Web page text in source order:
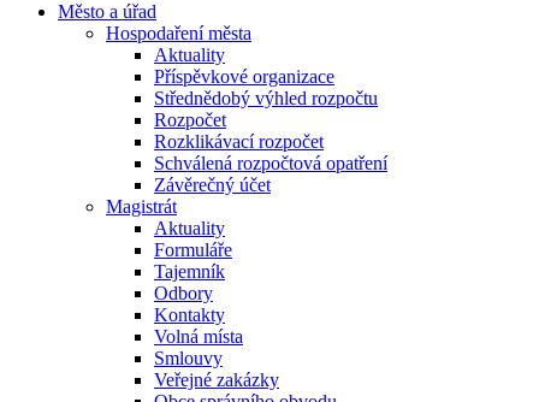
Město a úřad
Hospodaření města
Aktuality
Příspěvkové organizace
Střednědobý výhled rozpočtu
Rozpočet
Rozklikávací rozpočet
Schválená rozpočtová opatření
Závěrečný účet
Magistrát
Aktuality
Formuláře
Tajemník
Odbory
Kontakty
Volná místa
Smlouvy
Veřejné zakázky